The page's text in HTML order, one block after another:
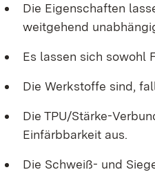
Die Eigenschaften
weitgehend
Es lassen sich sowohl
Die Werkstoffe sind,
Die TPU/Stärke-
Einfärbbarkeit aus.
Die Schweiß- und